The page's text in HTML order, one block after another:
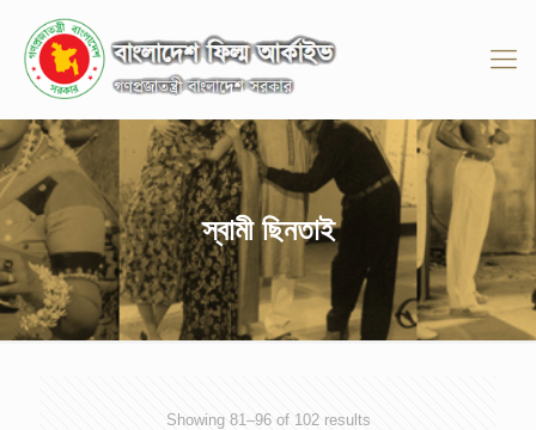
স্বামী ছিনতাই
Showing 81–96 of 102 results